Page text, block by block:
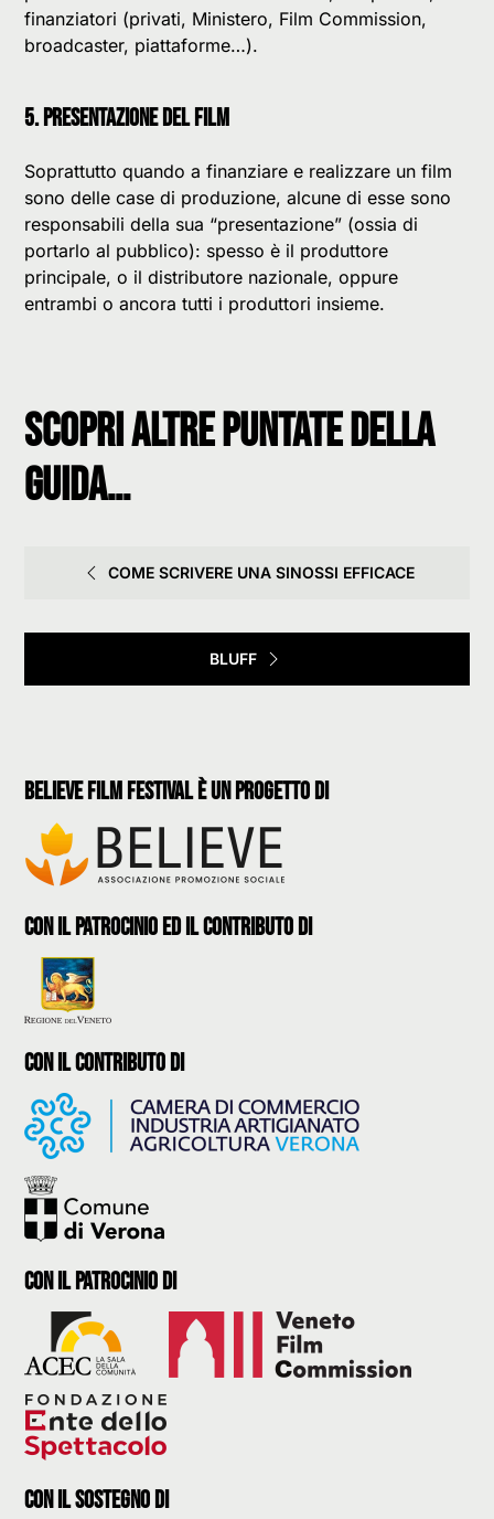
finanziatori (privati, Ministero, Film Commission,
broadcaster, piattaforme…).
5. PRESENTAZIONE DEL FILM
Soprattutto quando a finanziare e realizzare un film
sono delle case di produzione, alcune di esse sono
responsabili della sua “presentazione” (ossia di
portarlo al pubblico): spesso è il produttore
principale, o il distributore nazionale, oppure
entrambi o ancora tutti i produttori insieme.
scopri altre puntate della
Guida…
COME SCRIVERE UNA SINOSSI EFFICACE
BLUFF
believe film festival è un progetto di
con il patrocinio ed il contributo di
con il contributo di
con il Patrocinio di
con il sostegno di